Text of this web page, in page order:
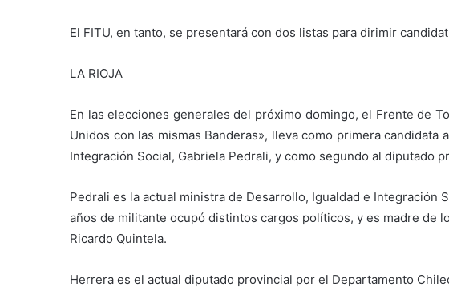
El FITU, en tanto, se presentará con dos listas para dirimir
LA RIOJA
En las elecciones generales del próximo domingo, el Frente de
Unidos con las mismas Banderas», lleva como primera candidata
Integración Social, Gabriela Pedrali, y como segundo al diputado
Pedrali es la actual ministra de Desarrollo, Igualdad e Integración
años de militante ocupó distintos cargos políticos, y es madre de
Ricardo Quintela.
Herrera es el actual diputado provincial por el Departamento